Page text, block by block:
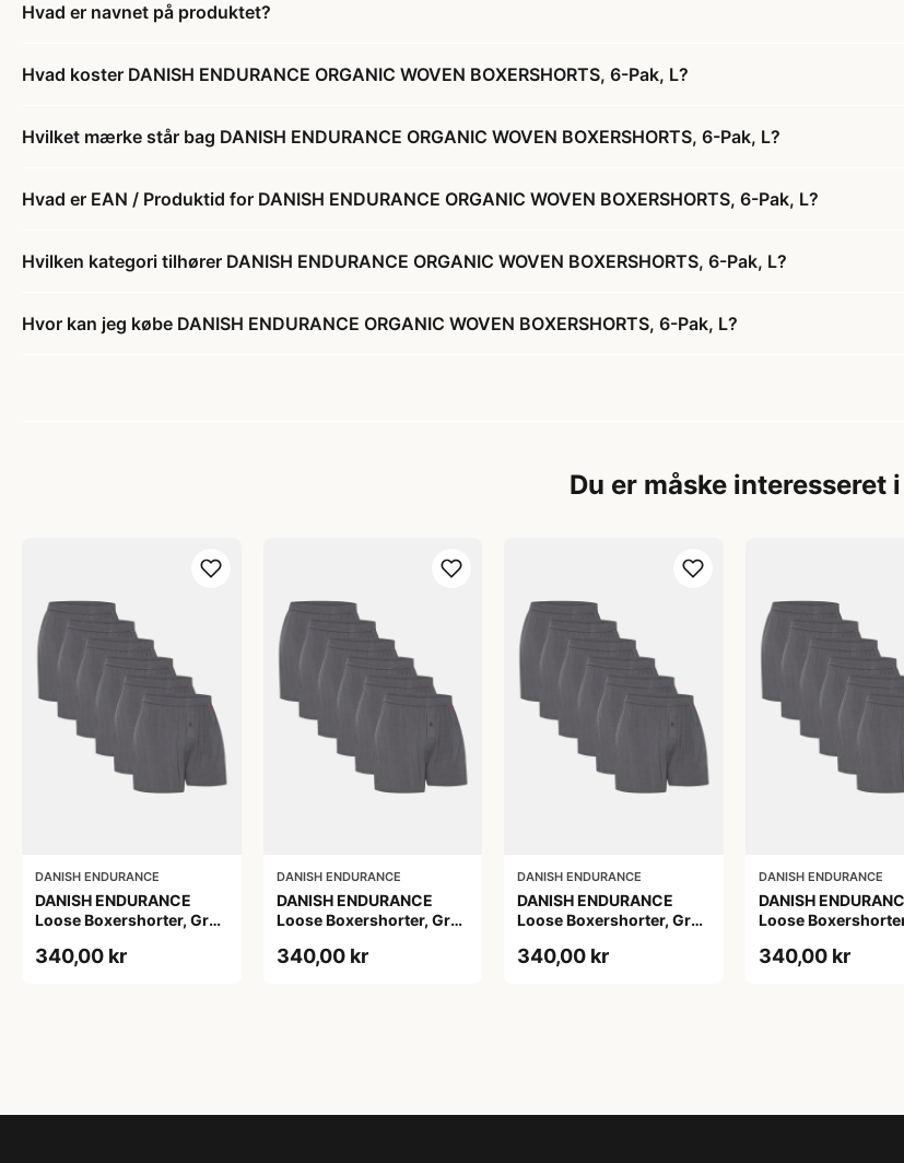
Hvad er navnet på produktet?
Hvad koster DANISH ENDURANCE ORGANIC WOVEN BOXERSHORTS, 6-Pak, L?
Hvilket mærke står bag DANISH ENDURANCE ORGANIC WOVEN BOXERSHORTS, 6-Pak, L?
Hvad er EAN / Produktid for DANISH ENDURANCE ORGANIC WOVEN BOXERSHORTS, 6-Pak, L?
Hvilken kategori tilhører DANISH ENDURANCE ORGANIC WOVEN BOXERSHORTS, 6-Pak, L?
Hvor kan jeg købe DANISH ENDURANCE ORGANIC WOVEN BOXERSHORTS, 6-Pak, L?
Du er måske interesseret i
DANISH ENDURANCE
DANISH ENDURANCE
Loose Boxershorter, Grå,
340,00 kr
DANISH ENDURANCE
DANISH ENDURANCE
Loose Boxershorter, Grå,
340,00 kr
DANISH ENDURANCE
DANISH ENDURANCE
Loose Boxershorter, Grå,
340,00 kr
DANISH ENDURANCE
DANISH
Loose
340,00 kr